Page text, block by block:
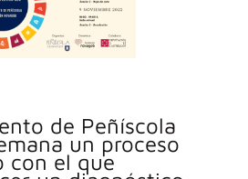
de Peñíscola
un proceso
con el que